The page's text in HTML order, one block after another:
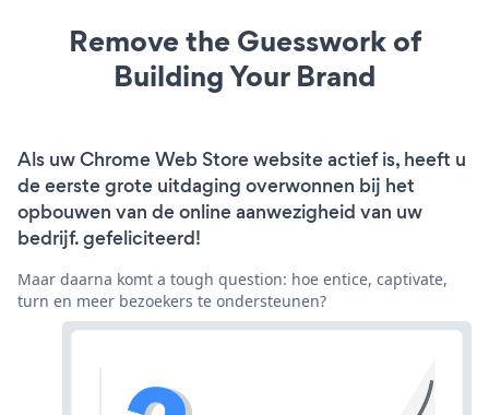
Remove the Guesswork of
Building Your Brand
Als uw Chrome Web Store website actief is, heeft u
de eerste grote uitdaging overwonnen bij het
opbouwen van de online aanwezigheid van uw
bedrijf. gefeliciteerd!
Maar daarna komt a tough question: hoe entice, captivate,
turn en meer bezoekers te ondersteunen?